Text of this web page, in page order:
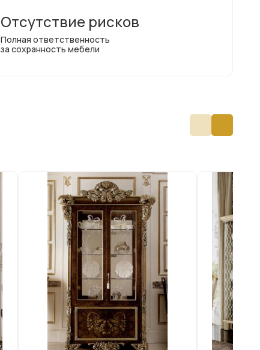
Отсутствие рисков
Полная ответственность
за сохранность мебели